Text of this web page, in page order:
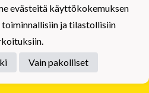
evästeitä käyttökokemuksen
toiminnallisiin ja tilastollisiin
Vain pakolliset